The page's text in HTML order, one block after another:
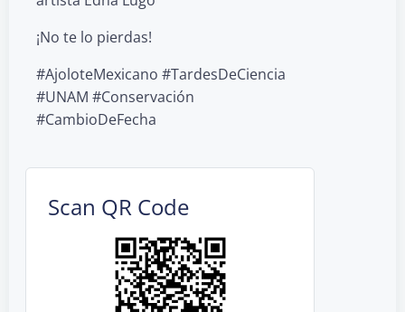
¡No te lo pierdas!
#AjoloteMexicano #TardesDeCiencia
#UNAM #Conservación
#CambioDeFecha
Scan QR Code